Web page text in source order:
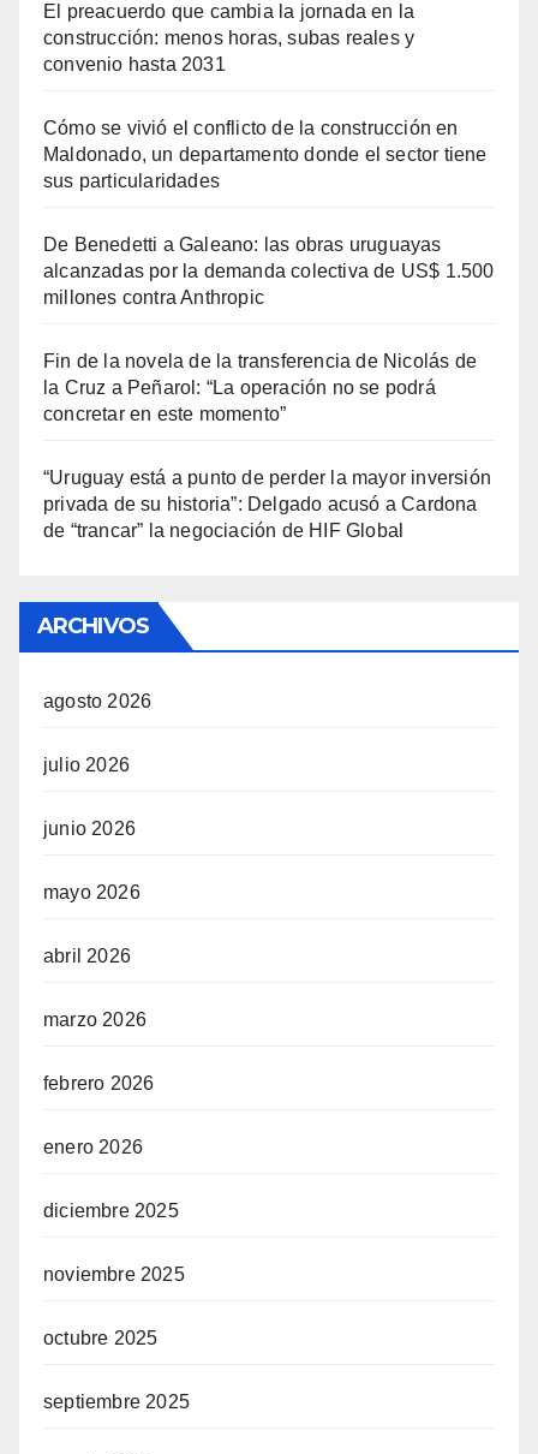
El preacuerdo que cambia la jornada en la
construcción: menos horas, subas reales y
convenio hasta 2031
Cómo se vivió el conflicto de la construcción en
Maldonado, un departamento donde el sector tiene
sus particularidades
De Benedetti a Galeano: las obras uruguayas
alcanzadas por la demanda colectiva de US$ 1.500
millones contra Anthropic
Fin de la novela de la transferencia de Nicolás de
la Cruz a Peñarol: “La operación no se podrá
concretar en este momento”
“Uruguay está a punto de perder la mayor inversión
privada de su historia”: Delgado acusó a Cardona
de “trancar” la negociación de HIF Global
ARCHIVOS
agosto 2026
julio 2026
junio 2026
mayo 2026
abril 2026
marzo 2026
febrero 2026
enero 2026
diciembre 2025
noviembre 2025
octubre 2025
septiembre 2025